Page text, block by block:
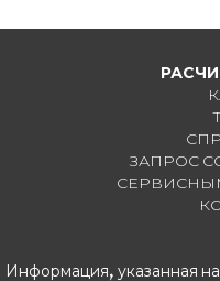
ЗАПРОС
Информация, указанная